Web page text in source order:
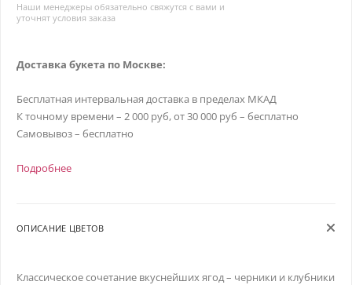
Наши менеджеры обязательно свяжутся с вами и
уточнят условия заказа
Доставка букета по Москве:
Бесплатная интервальная доставка в пределах МКАД
К точному времени – 2 000 руб, от 30 000 руб – бесплатно
Самовывоз – бесплатно
Подробнее
ОПИСАНИЕ ЦВЕТОВ
Классическое сочетание вкуснейших ягод – черники и клубники